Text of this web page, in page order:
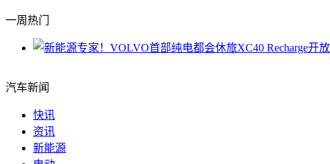
一周热门
汽车新闻
快讯
资讯
新能源